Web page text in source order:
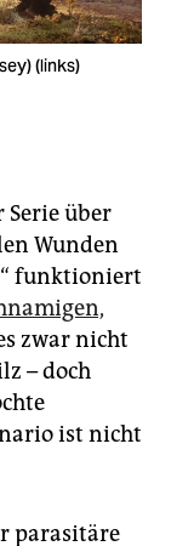
(links)
über
Wunden
funktioniert
zwar nicht
– doch
ist nicht
parasitäre